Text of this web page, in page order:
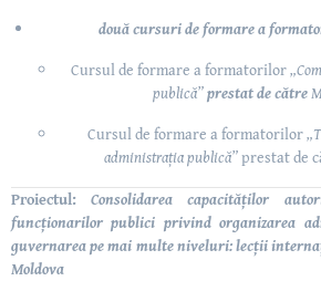
două cursuri de formare a
Cursul de formare a formatorilor
publică”prestat de către
Cursul de formare a formatorilor
administrația publică”prestat de
Proiectul:Consolidarea capacităților
funcționarilor publici privind organizarea
guvernarea pe mai multe niveluri: lecții
Moldova